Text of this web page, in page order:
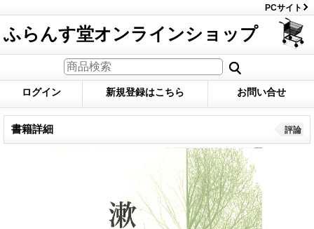
PCサイト
ふらんす堂オンラインショップ
ログイン 新規登録はこちら お問い合せ
書籍詳細 評論